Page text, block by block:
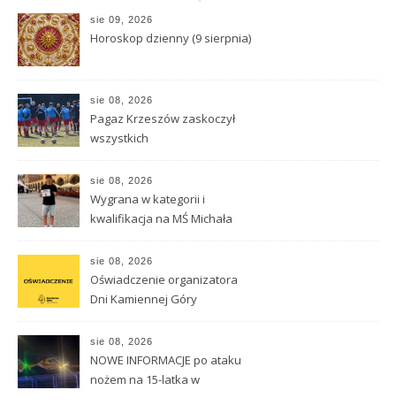
sie 09, 2026
Horoskop dzienny (9 sierpnia)
sie 08, 2026
Pagaz Krzeszów zaskoczył
wszystkich
sie 08, 2026
Wygrana w kategorii i
kwalifikacja na MŚ Michała
sie 08, 2026
Oświadczenie organizatora
Dni Kamiennej Góry
sie 08, 2026
NOWE INFORMACJE po ataku
nożem na 15-latka w